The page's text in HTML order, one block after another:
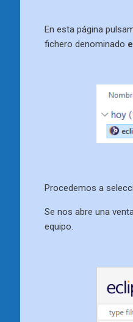
En esta página
fichero denominado
Procedemos a
Se nos abre una
equipo.